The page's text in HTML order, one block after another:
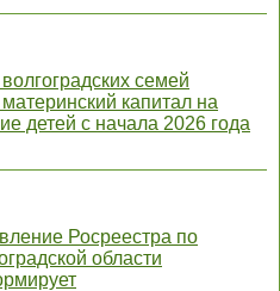
семей
капитал на
детей с начала 2026 года
Росреестра по
области